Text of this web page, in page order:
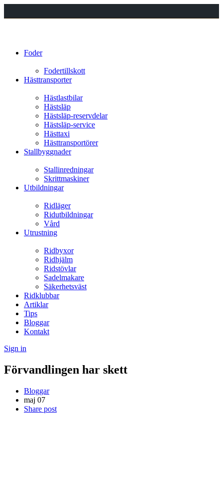
Foder
Fodertillskott
Hästtransporter
Hästlastbilar
Hästsläp
Hästsläp-reservdelar
Hästsläp-service
Hästtaxi
Hästtransportörer
Stallbyggnader
Stallinredningar
Skrittmaskiner
Utbildningar
Ridläger
Ridutbildningar
Vård
Utrustning
Ridbyxor
Ridhjälm
Ridstövlar
Sadelmakare
Säkerhetsväst
Ridklubbar
Artiklar
Tips
Bloggar
Kontakt
Sign in
Förvandlingen har skett
Bloggar
maj 07
Share post